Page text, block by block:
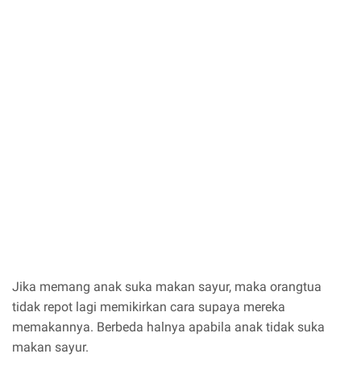
Jika memang anak suka makan sayur, maka orangtua
tidak repot lagi memikirkan cara supaya mereka
memakannya. Berbeda halnya apabila anak tidak suka
makan sayur.